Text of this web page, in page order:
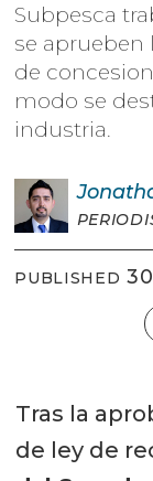
Subpesca
se aprueben
de
modo se
industria.
PUBLISHED
Tras la
de ley de